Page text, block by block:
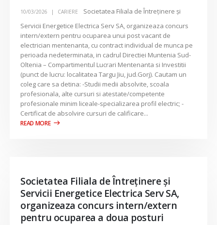
10/03/2026 CARIERE
Societatea Filiala de Întreţinere şi
Servicii Energetice Electrica Serv SA, organizeaza concurs
intern/extern pentru ocuparea unui post vacant de
electrician mentenanta, cu contract individual de munca pe
perioada nedeterminata, in cadrul Directiei Muntenia Sud-
Oltenia – Compartimentul Lucrari Mentenanta si Investitii
(punct de lucru: localitatea Targu Jiu, jud.Gorj). Cautam un
coleg care sa detina: -Studii medii absolvite, scoala
profesionala, alte cursuri si atestate/competente
profesionale minim liceale-specializarea profil electric; -
Certificat de absolvire cursuri de calificare...
Societatea Filiala de Întreţinere şi
Servicii Energetice Electrica Serv SA,
organizeaza concurs intern/extern
pentru ocuparea a doua posturi